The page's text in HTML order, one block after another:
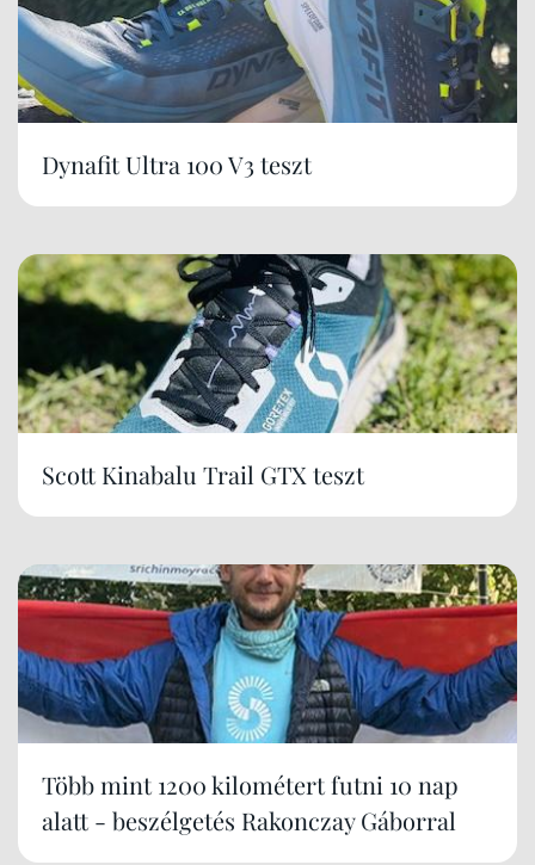
Dynafit Ultra 100 V3 teszt
Scott Kinabalu Trail GTX teszt
Több mint 1200 kilométert futni 10 nap
alatt - beszélgetés Rakonczay Gáborral